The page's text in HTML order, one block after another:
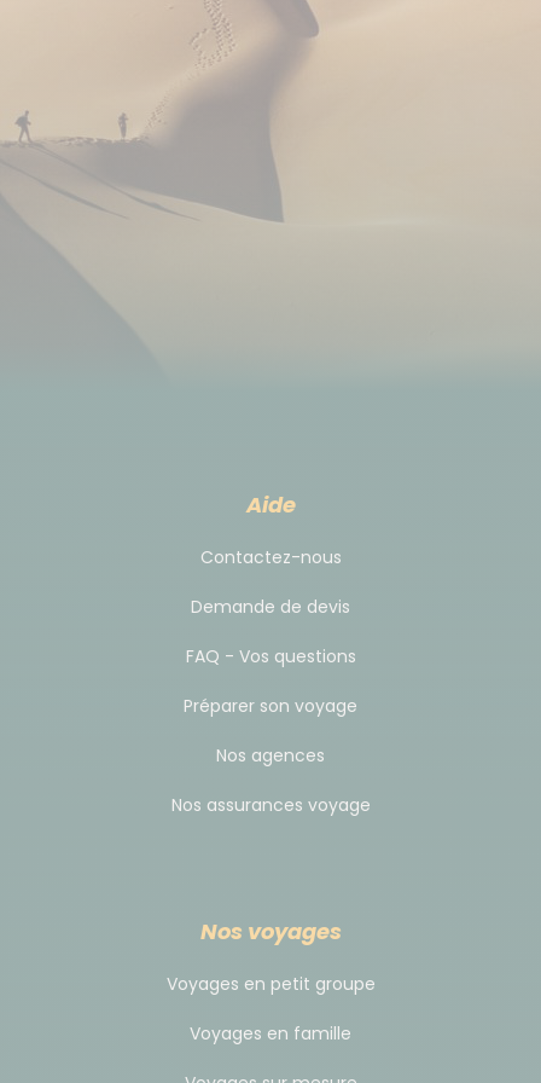
rôties, surtout le cochon d'Inde (cuy ), souvent
épicées, servies avec des patates douces, ont la
saltado, viande tranchée, frite avec des oignons,
des tomates et des pommes de terre (papas),
accompagné de riz ou de maïs, fait l'unanimité
dans tout le pays. Pour un repas simple et délicieux,
le palta rellena est là : c'est un avocat farci de
poulet émietté, pommes de terre et mayonnaise.
d’eau dans les hébergements. Il est préférable de la
l’achat de bouteilles en plastique qu’il faut ensuite
Si vous devez acheter de l’eau en bouteille, nous
vous conseillons d’acheter des bouteilles de 5 litres
Hébergement
Hôtels de standard 3 étoiles locales, confortables,
Aide
Contactez-nous
Demande de devis
FAQ - Vos questions
Préparer son voyage
Nos agences
Nos assurances voyage
Nos voyages
Voyages en petit groupe
Voyages en famille